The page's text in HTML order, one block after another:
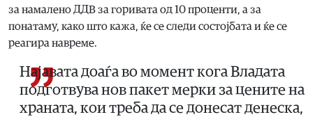
за намалено ДДВ за горивата од 10 проценти, а за
понатаму, како што кажа, ќе се следи состојбата и ќе се
реагира навреме.
Најавата доаѓа во момент кога Владата
подготвува нов пакет мерки за цените на
храната, кои треба да се донесат денеска,